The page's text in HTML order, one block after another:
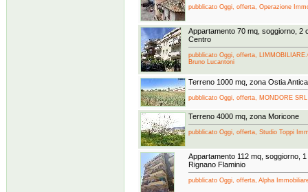
pubblicato Oggi, offerta, Operazione
Appartamento 70 mq, soggiorno, 2
Centro
pubblicato Oggi, offerta,
Bruno Lucantoni
Terreno 1000 mq, zona Ostia Antica
pubblicato Oggi, offerta, MONDORE SRL
Terreno 4000 mq, zona Moricone
pubblicato Oggi, offerta, Studio Toppi
Appartamento 112 mq, soggiorno,
Rignano Flaminio
pubblicato Oggi, offerta, Alpha